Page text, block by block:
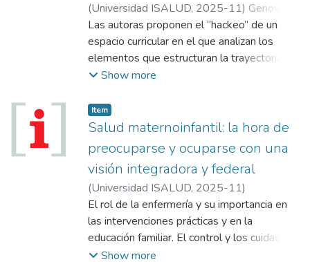
(Universidad ISALUD, 2025-11) Genovese,
Carolina;Ornique, Mariana;Sabelli, María
José
Las autoras proponen el “hackeo” de un
espacio curricular en el que analizan los
elementos que estructuran la trayectoria
universitaria y que requieren ser
de los estudiantes...
Show more
Item
Salud maternoinfantil: la hora de
preocuparse y ocuparse con una
visión integradora y federal
(Universidad ISALUD, 2025-11)
El rol de la enfermería y su importancia en
las intervenciones prácticas y en la
educación familiar. El control y los cuidados
prenatales en la experiencia llevada
Show more